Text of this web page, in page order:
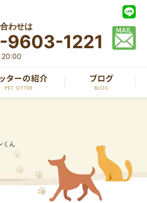
わせは
1221
くん